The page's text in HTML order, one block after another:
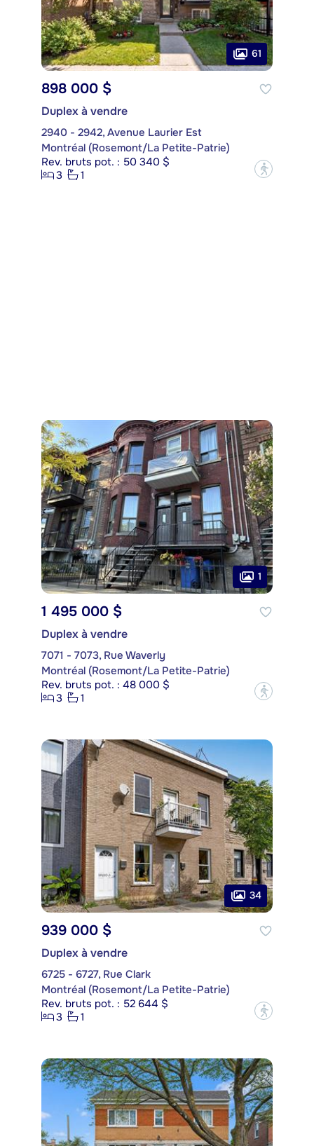
61
898 000 $
Duplex à vendre
2940 - 2942, Avenue Laurier Est
Montréal (Rosemont/La Petite-Patrie)
Rev. bruts pot. : 50 340 $
3
1 ?
1
1 495 000 $
Duplex à vendre
7071 - 7073, Rue Waverly
Montréal (Rosemont/La Petite-Patrie)
Rev. bruts pot. : 48 000 $
3
1 ?
34
939 000 $
Duplex à vendre
6725 - 6727, Rue Clark
Montréal (Rosemont/La Petite-Patrie)
Rev. bruts pot. : 52 644 $
3
1 ?